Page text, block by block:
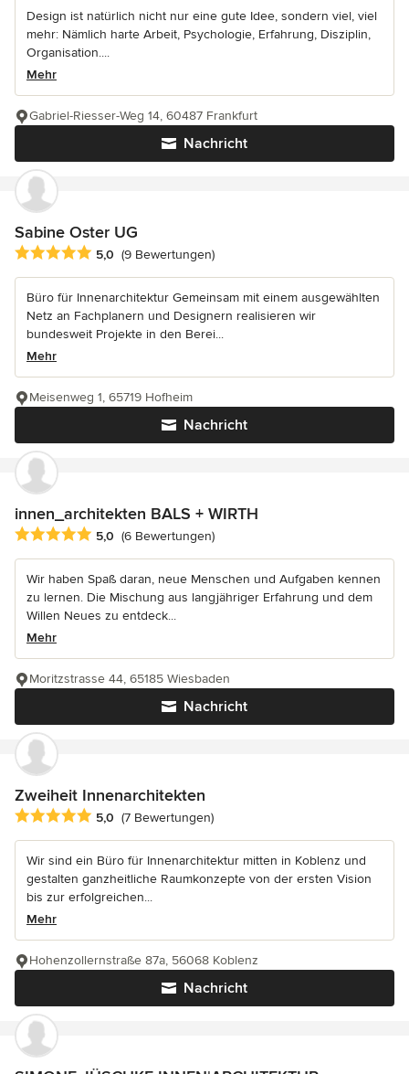
Design ist natürlich nicht nur eine gute Idee, sondern viel, viel
mehr: Nämlich harte Arbeit, Psychologie, Erfahrung, Disziplin,
Organisation....
Mehr
Nachricht
Gabriel-Riesser-Weg 14, 60487 Frankfurt
Sabine Oster UG
Durchschnittliche Bewertung: 5 von 5 Sternen
5,0 (9 Bewertungen)
Büro für Innenarchitektur Gemeinsam mit einem ausgewählten
Netz an Fachplanern und Designern realisieren wir
bundesweit Projekte in den Berei...
Mehr
Nachricht
Meisenweg 1, 65719 Hofheim
innen_architekten BALS + WIRTH
Durchschnittliche Bewertung: 5 von 5 Sternen
5,0 (6 Bewertungen)
Wir haben Spaß daran, neue Menschen und Aufgaben kennen
zu lernen. Die Mischung aus langjähriger Erfahrung und dem
Willen Neues zu entdeck...
Mehr
Nachricht
Moritzstrasse 44, 65185 Wiesbaden
Zweiheit Innenarchitekten
Durchschnittliche Bewertung: 5 von 5 Sternen
5,0 (7 Bewertungen)
Wir sind ein Büro für Innenarchitektur mitten in Koblenz und
gestalten ganzheitliche Raumkonzepte von der ersten Vision
bis zur erfolgreichen...
Mehr
Nachricht
Hohenzollernstraße 87a, 56068 Koblenz